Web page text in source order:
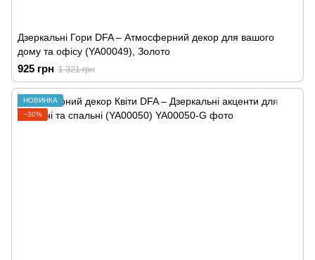
Дзеркальні Гори DFA – Атмосферний декор для вашого
дому та офісу (YA00049), Золото
925 грн 1 321 грн
НОВИНКА
−30%